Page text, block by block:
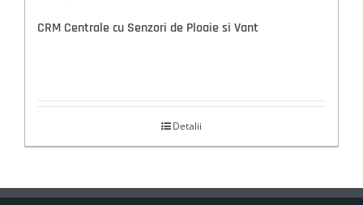
CRM Centrale cu Senzori de Ploaie si Vant
Detalii